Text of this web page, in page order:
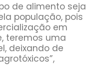
de alimento seja
população, pois
em
teremos uma
deixando de